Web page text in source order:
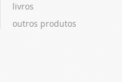
livros
outros produtos